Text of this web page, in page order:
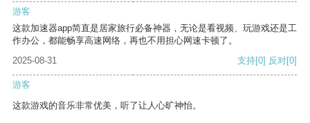
游客
这款加速器app简直是居家旅行必备神器，无论是看视频、玩游戏还是工
作办公，都能畅享高速网络，再也不用担心网速卡顿了。
2025-08-31
支持[0] 反对[0]
游客
这款游戏的音乐非常优美，听了让人心旷神怡。